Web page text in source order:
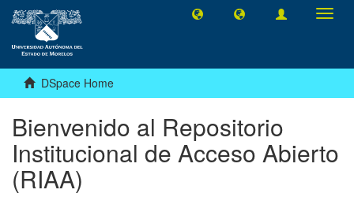
DSpace Home
Bienvenido al Repositorio
Institucional de Acceso Abierto
(RIAA)